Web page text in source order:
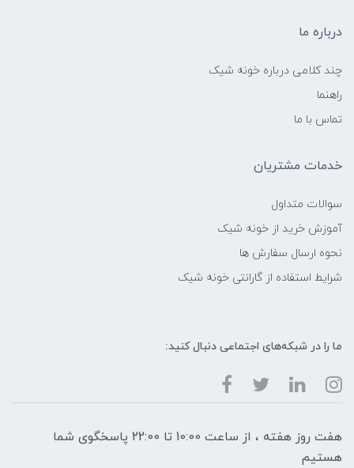
درباره ما
چند کلامی درباره خونه شیک
راهنما
تماس با ما
خدمات مشتریان
سوالات متداول
آموزش خرید از خونه شیک
نحوه ارسال سفارش ها
شرایط استفاده از گارانتی خونه شیک
ما را در شبکه‌های اجتماعی دنبال کنید:
هفت روز هفته ، از ساعت 10:00 تا 22:00 پاسخگوی شما
هستیم